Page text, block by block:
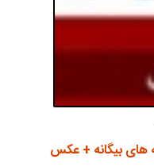
های بیگانه + عکس